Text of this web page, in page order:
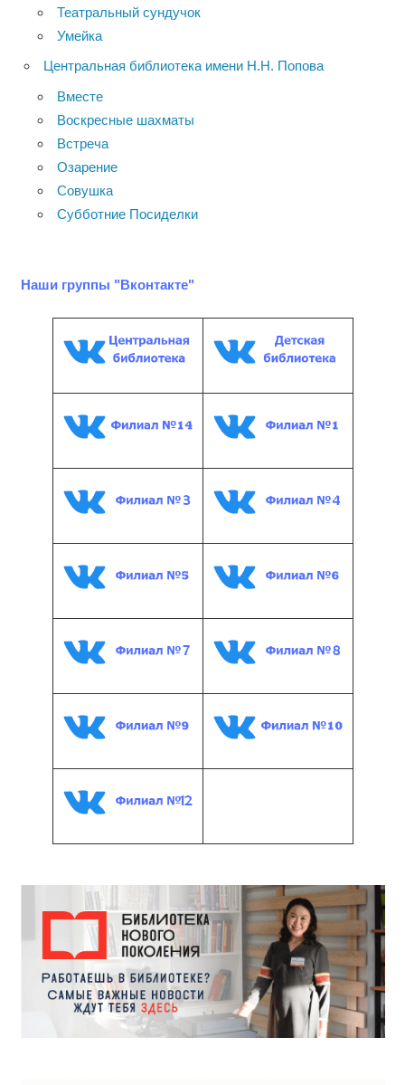
Театральный сундучок
Умейка
Центральная библиотека имени Н.Н. Попова
Вместе
Воскресные шахматы
Встреча
Озарение
Совушка
Субботние Посиделки
Наши группы "Вконтакте"